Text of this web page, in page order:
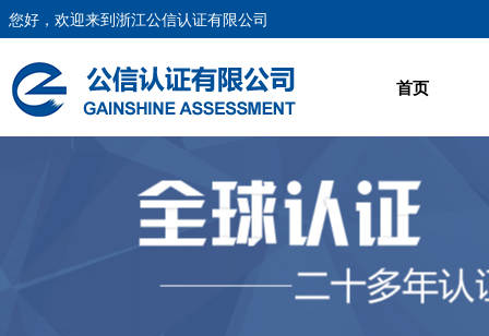
您好，欢迎来到浙江公信认证有限公司
首页